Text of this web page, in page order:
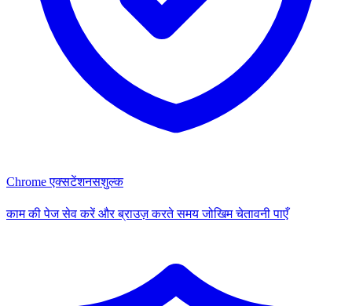
Chrome एक्सटेंशनसशुल्क
काम की पेज सेव करें और ब्राउज़ करते समय जोखिम चेतावनी पाएँ